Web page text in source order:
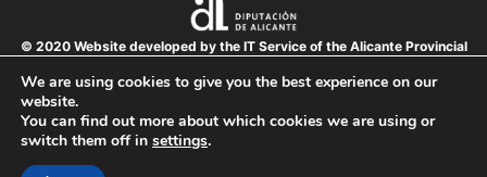
© 2020 Website developed by the IT Service of the Alicante Provincial
We are using cookies to give you the best experience on our
website.
You can find out more about which cookies we are using or
switch them off in settings.